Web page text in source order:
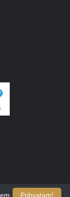
Prihvatam!